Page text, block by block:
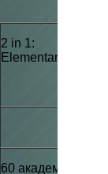
2 in 1:
60 академ.годин